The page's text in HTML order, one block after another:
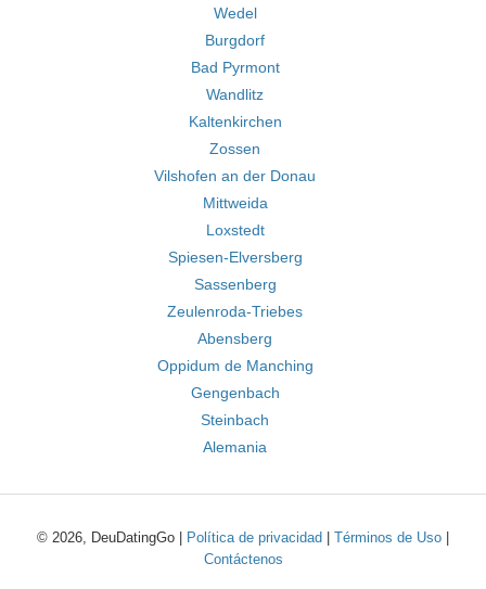
Wedel
Burgdorf
Bad Pyrmont
Wandlitz
Kaltenkirchen
Zossen
Vilshofen an der Donau
Mittweida
Loxstedt
Spiesen-Elversberg
Sassenberg
Zeulenroda-Triebes
Abensberg
Oppidum de Manching
Gengenbach
Steinbach
Alemania
© 2026, DeuDatingGo | Política de privacidad Términos de Uso
Contáctenos